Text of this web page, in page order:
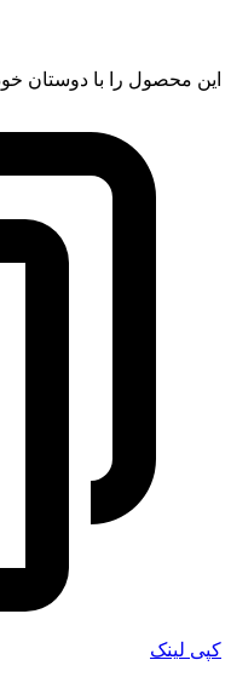
این محصول را با دوستان
کپی لینک